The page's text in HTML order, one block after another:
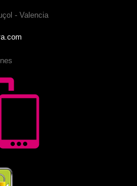
- Valencia